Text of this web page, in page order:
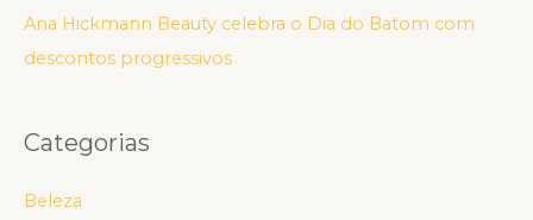
Ana Hickmann Beauty celebra o Dia do Batom com
descontos progressivos
Categorias
Beleza